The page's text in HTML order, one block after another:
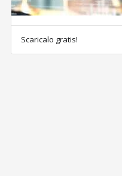
Scaricalo gratis!